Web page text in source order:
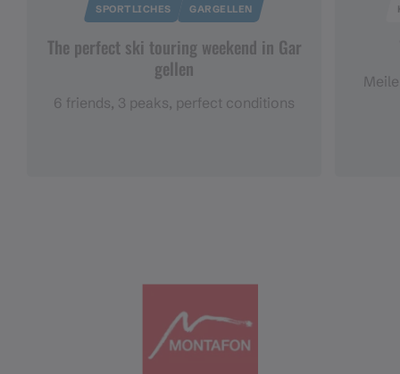
SPORTLICHES GARGELLEN
The perfect ski touring weekend in Gar
gellen
6 friends, 3 peaks, perfect conditions